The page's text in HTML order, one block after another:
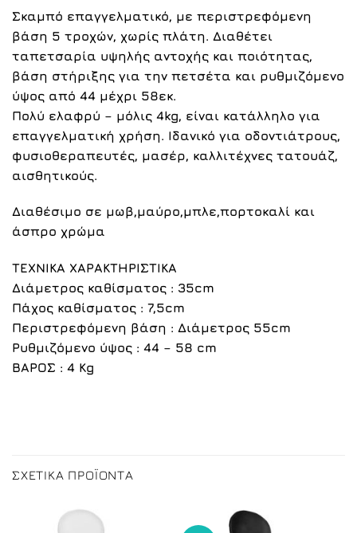
Σκαμπό επαγγελματικό, με περιστρεφόμενη
βάση 5 τροχών, χωρίς πλάτη. Διαθέτει
ταπετσαρία υψηλής αντοχής και ποιότητας,
βάση στήριξης για την πετσέτα και ρυθμιζόμενο
ύψος από 44 μέχρι 58εκ.
Πολύ ελαφρύ – μόλις 4kg, είναι κατάλληλο για
επαγγελματική χρήση. Ιδανικό για οδοντιάτρους,
φυσιοθεραπευτές, μασέρ, καλλιτέχνες τατουάζ,
αισθητικούς.
Διαθέσιμο σε μωβ,μαύρο,μπλε,πορτοκαλί και
άσπρο χρώμα
ΤΕΧΝΙΚΑ ΧΑΡΑΚΤΗΡΙΣΤΙΚΑ
Διάμετρος καθίσματος : 35cm
Πάχος καθίσματος : 7,5cm
Περιστρεφόμενη βάση : Διάμετρος 55cm
Ρυθμιζόμενο ύψος : 44 – 58 cm
ΒΑΡΟΣ : 4 Kg
ΣΧΕΤΙΚΆ ΠΡΟΪΌΝΤΑ